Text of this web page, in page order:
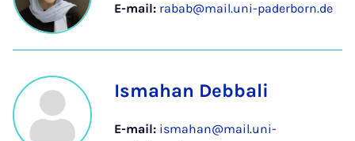
E-mail: rabab@mail.uni-paderborn.de
Ismahan Debbali
E-mail: ismahan@mail.uni-